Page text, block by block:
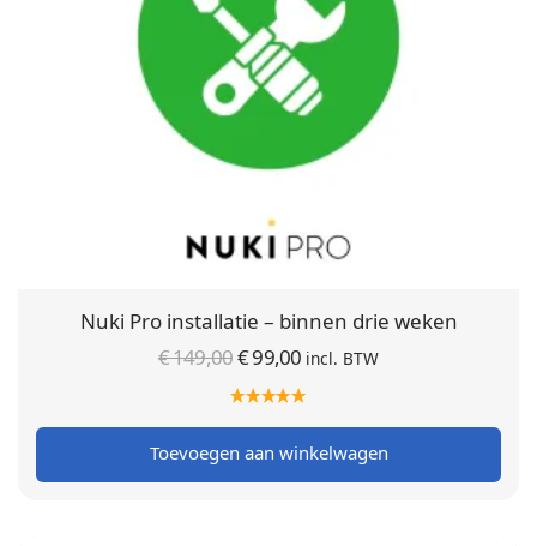
Nuki Pro installatie – binnen drie weken
€149,00Oorspronkelijke
prijs was:
€ 149,00.
€99,00 Huidige
€ 99,00.
incl. BTW
Toevoegen aan winkelwagen